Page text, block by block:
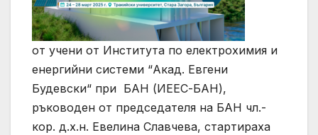
от учени от Института по електрохимия и
енергийни системи “Акад. Евгени
Будевски“ при БАН (ИЕЕС-БАН),
ръководен от председателя на БАН чл.-
кор. д.х.н. Евелина Славчева, стартираха